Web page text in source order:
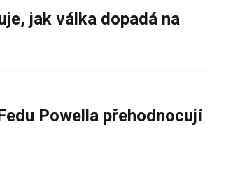
jak válka dopadá na
Powella přehodnocují